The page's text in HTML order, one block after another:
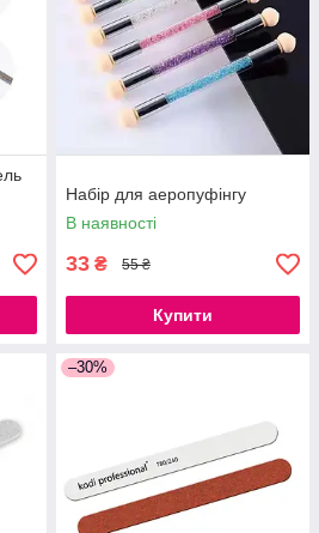
Набір для аеропуфінгу
В наявності
33 ₴ 55 ₴
Купити
–30%